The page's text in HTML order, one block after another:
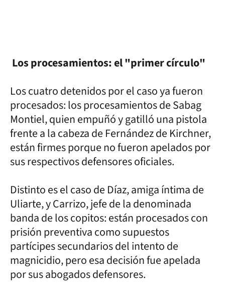
Los procesamientos: el "primer círculo"
Los cuatro detenidos por el caso ya fueron
procesados: los procesamientos de Sabag
Montiel, quien empuñó y gatilló una pistola
frente a la cabeza de Fernández de Kirchner,
están firmes porque no fueron apelados por
sus respectivos defensores oficiales.
Distinto es el caso de Díaz, amiga íntima de
Uliarte, y Carrizo, jefe de la denominada
banda de los copitos: están procesados con
prisión preventiva como supuestos
partícipes secundarios del intento de
magnicidio, pero esa decisión fue apelada
por sus abogados defensores.